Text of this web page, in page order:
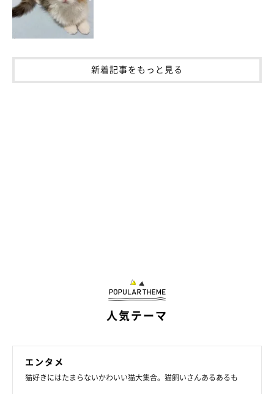
新着記事をもっと見る
人気テーマ
エンタメ
猫好きにはたまらないかわいい猫大集合。猫飼いさんあるあるも